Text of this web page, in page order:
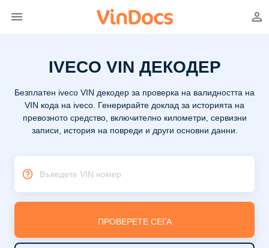
IVECO VIN ДЕКОДЕР
Безплатен iveco VIN декодер за проверка на валидността на
VIN кода на iveco. Генерирайте доклад за историята на
превозното средство, включително километри, сервизни
записи, история на повреди и други основни данни.
Въведете VIN номер
ПРОВЕРЕТЕ СЕГА